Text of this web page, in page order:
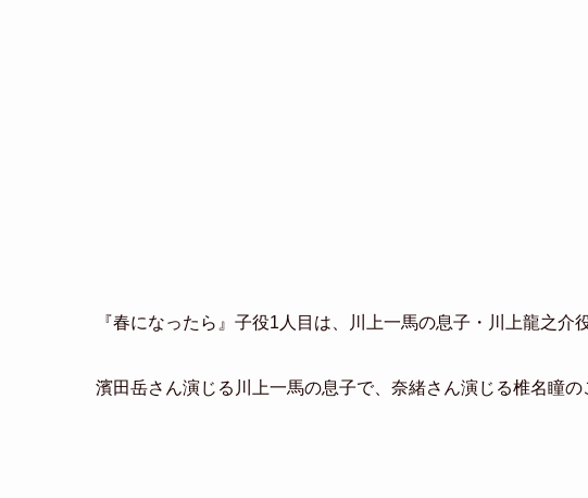
『春になったら』子役1人目は、川上一馬の息子・川上龍之介
濱田岳さん演じる川上一馬の息子で、奈緒さん演じる椎名瞳の